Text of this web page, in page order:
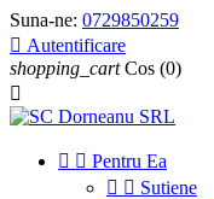
Suna-ne: 0729850259
 Autentificare
shopping_cart Cos (0)

  Pentru Ea
  Sutiene